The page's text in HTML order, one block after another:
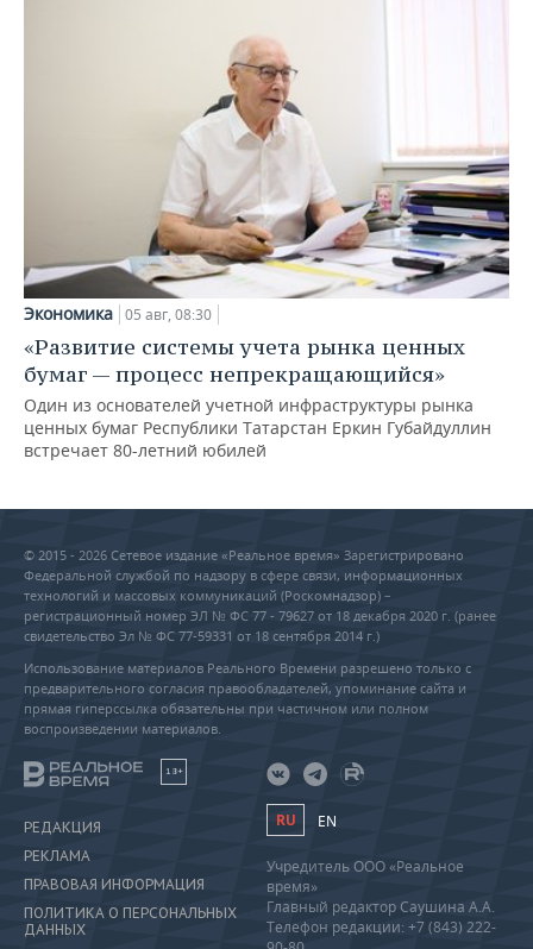
Экономика 05 авг, 08:30
«Развитие системы учета рынка ценных
бумаг — процесс непрекращающийся»
Один из основателей учетной инфраструктуры рынка
ценных бумаг Республики Татарстан Еркин Губайдуллин
встречает 80-летний юбилей
© 2015 - 2026 Сетевое издание «Реальное время» Зарегистрировано
Федеральной службой по надзору в сфере связи, информационных
технологий и массовых коммуникаций (Роскомнадзор) –
регистрационный номер ЭЛ № ФС 77 - 79627 от 18 декабря 2020 г. (ранее
свидетельство Эл № ФС 77-59331 от 18 сентября 2014 г.)
Использование материалов Реального Времени разрешено только с
предварительного согласия правообладателей, упоминание сайта и
прямая гиперссылка обязательны при частичном или полном
воспроизведении материалов.
18+
РЕДАКЦИЯ
РЕКЛАМА
ПРАВОВАЯ ИНФОРМАЦИЯ
ПОЛИТИКА О ПЕРСОНАЛЬНЫХ
ДАННЫХ
RU EN
Учредитель ООО «Реальное
время»
Главный редактор Саушина А.А.
Телефон редакции: +7 (843) 222-